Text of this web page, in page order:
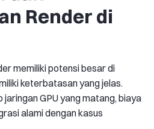
Render di
memiliki potensi besar di
keterbatasan yang jelas.
jaringan GPU yang matang, biaya
alami dengan kasus